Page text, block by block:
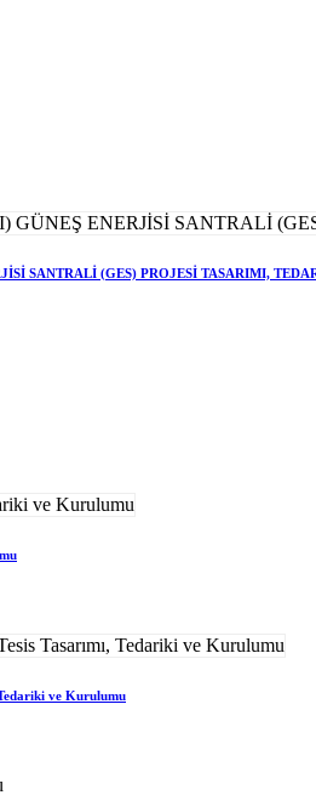
SANTRALİ (GES) PROJESİ TASARIMI,
Tedariki ve Kurulumu